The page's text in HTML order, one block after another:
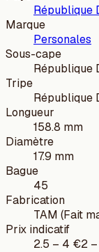
République
Marque
Personales
Sous-cape
République
Tripe
République
Longueur
158.8 mm
Diamètre
17.9 mm
Bague
45
Fabrication
TAM (Fait
Prix indicatif
2.5 – 4 €2 –